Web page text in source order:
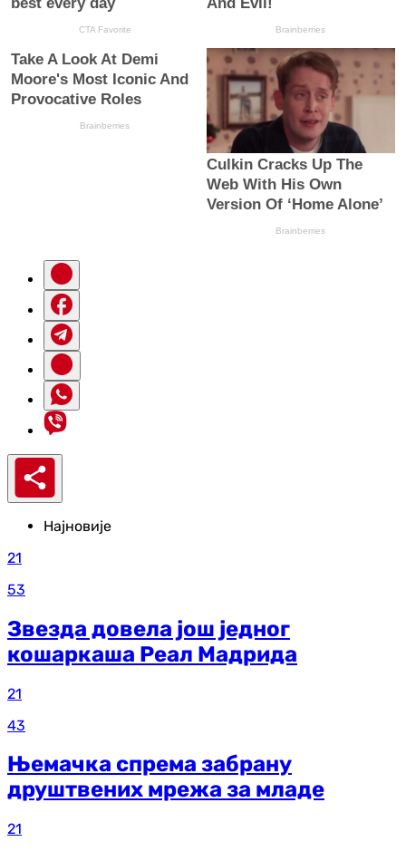
Најновије
21
53
Звезда довела још једног
кошаркаша Реал Мадрида
21
43
Њемачка спрема забрану
друштвених мрежа за младе
21